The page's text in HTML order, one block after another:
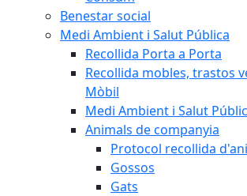
Benestar social
Medi Ambient i Salut Pública
Recollida Porta a Porta
Recollida mobles, trastos
Mòbil
Medi Ambient i Salut
Animals de companyia
Protocol recollida
Gossos
Gats